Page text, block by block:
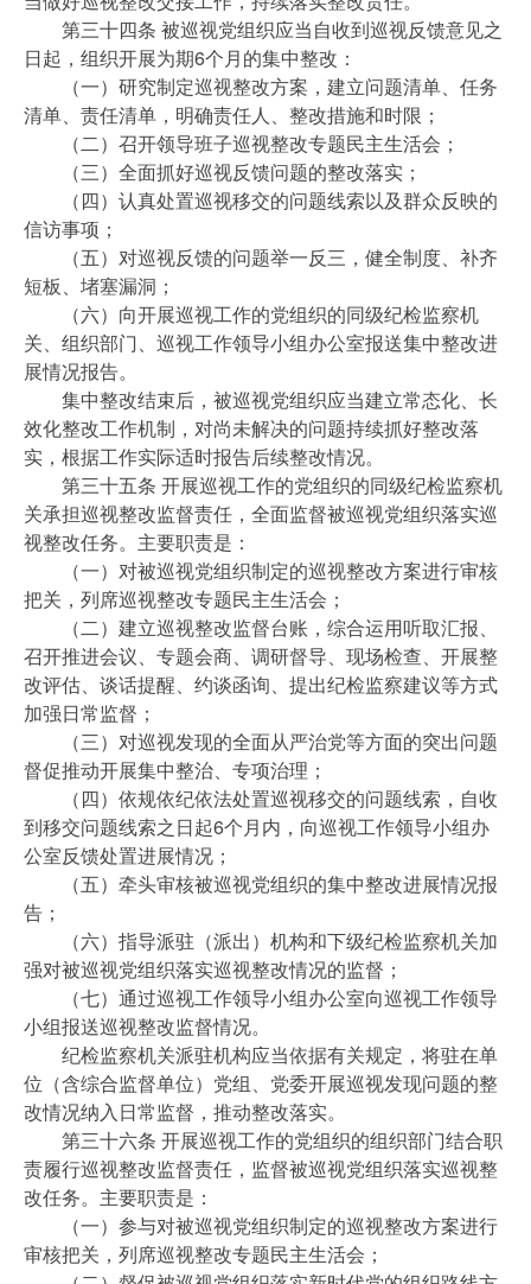
第三十四条 被巡视党组织应当自收到巡视反馈意见之
日起，组织开展为期6个月的集中整改：
（一）研究制定巡视整改方案，建立问题清单、任务
清单、责任清单，明确责任人、整改措施和时限；
（二）召开领导班子巡视整改专题民主生活会；
（三）全面抓好巡视反馈问题的整改落实；
（四）认真处置巡视移交的问题线索以及群众反映的
信访事项；
（五）对巡视反馈的问题举一反三，健全制度、补齐
短板、堵塞漏洞；
（六）向开展巡视工作的党组织的同级纪检监察机
关、组织部门、巡视工作领导小组办公室报送集中整改进
展情况报告。
集中整改结束后，被巡视党组织应当建立常态化、长
效化整改工作机制，对尚未解决的问题持续抓好整改落
实，根据工作实际适时报告后续整改情况。
第三十五条 开展巡视工作的党组织的同级纪检监察机
关承担巡视整改监督责任，全面监督被巡视党组织落实巡
视整改任务。主要职责是：
（一）对被巡视党组织制定的巡视整改方案进行审核
把关，列席巡视整改专题民主生活会；
（二）建立巡视整改监督台账，综合运用听取汇报、
召开推进会议、专题会商、调研督导、现场检查、开展整
改评估、谈话提醒、约谈函询、提出纪检监察建议等方式
加强日常监督；
（三）对巡视发现的全面从严治党等方面的突出问题
督促推动开展集中整治、专项治理；
（四）依规依纪依法处置巡视移交的问题线索，自收
到移交问题线索之日起6个月内，向巡视工作领导小组办
公室反馈处置进展情况；
（五）牵头审核被巡视党组织的集中整改进展情况报
告；
（六）指导派驻（派出）机构和下级纪检监察机关加
强对被巡视党组织落实巡视整改情况的监督；
（七）通过巡视工作领导小组办公室向巡视工作领导
小组报送巡视整改监督情况。
纪检监察机关派驻机构应当依据有关规定，将驻在单
位（含综合监督单位）党组、党委开展巡视发现问题的整
改情况纳入日常监督，推动整改落实。
第三十六条 开展巡视工作的党组织的组织部门结合职
责履行巡视整改监督责任，监督被巡视党组织落实巡视整
改任务。主要职责是：
（一）参与对被巡视党组织制定的巡视整改方案进行
审核把关，列席巡视整改专题民主生活会；